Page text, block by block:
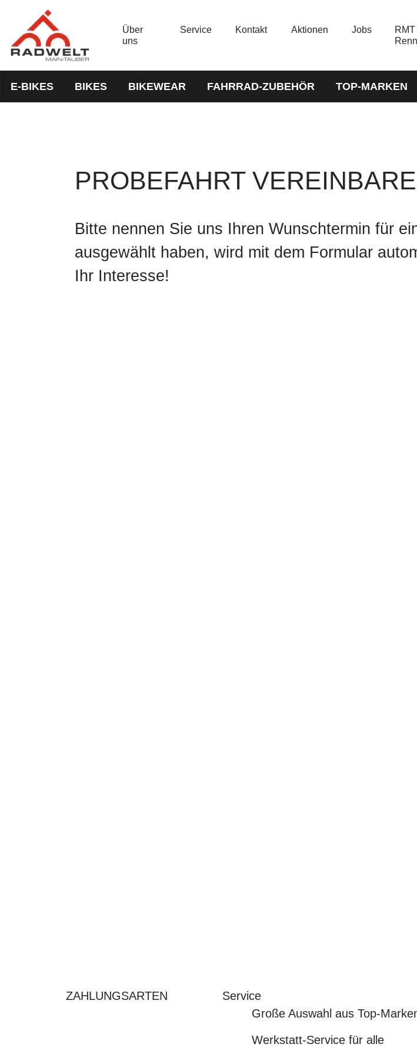
Über
uns
Service Kontakt Aktionen Jobs
E-BIKES BIKES BIKEWEAR FAHRRAD-ZUBEHÖR TOP-MARKEN
PROBEFAHRT
Bitte nennen Sie uns Ihren Wunschtermin für
ausgewählt haben, wird mit dem Formular
Ihr Interesse!
ZAHLUNGSARTEN
Service
Große Auswahl aus Top-
Werkstatt-Service für alle